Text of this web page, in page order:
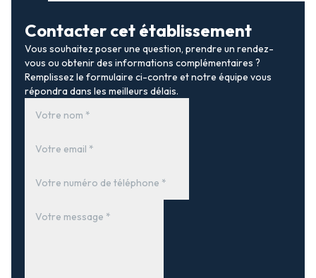
Contacter cet établissement
Vous souhaitez poser une question, prendre un rendez-
vous ou obtenir des informations complémentaires ?
Remplissez le formulaire ci-contre et notre équipe vous
répondra dans les meilleurs délais.